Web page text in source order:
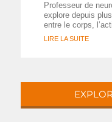
Professeur de
explore depuis
entre le corps,
LIRE LA SUITE